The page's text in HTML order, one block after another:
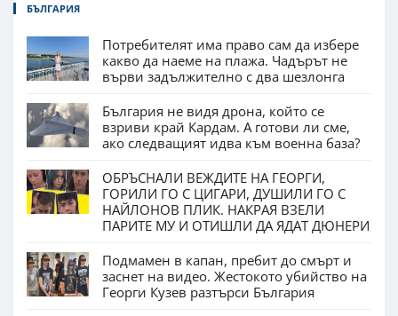
БЪЛГАРИЯ
Потребителят има право сам да избере
какво да наеме на плажа. Чадърът не
върви задължително с два шезлонга
България не видя дрона, който се
взриви край Кардам. А готови ли сме,
ако следващият идва към военна база?
ОБРЪСНАЛИ ВЕЖДИТЕ НА ГЕОРГИ,
ГОРИЛИ ГО С ЦИГАРИ, ДУШИЛИ ГО С
НАЙЛОНОВ ПЛИК. НАКРАЯ ВЗЕЛИ
ПАРИТЕ МУ И ОТИШЛИ ДА ЯДАТ ДЮНЕРИ
Подмамен в капан, пребит до смърт и
заснет на видео. Жестокото убийство на
Георги Кузев разтърси България